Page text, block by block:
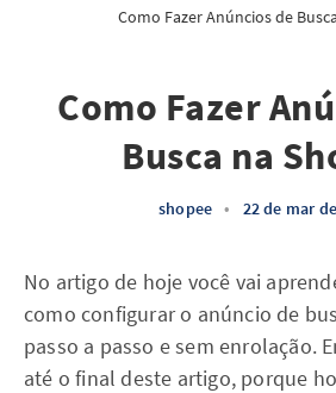
Como Fazer Anúncios de
Como Fazer
Busca na
shopee • 22 de mar
No artigo de hoje você vai
como configurar o anúncio de
passo a passo e sem enrolação.
até o final deste artigo, porque